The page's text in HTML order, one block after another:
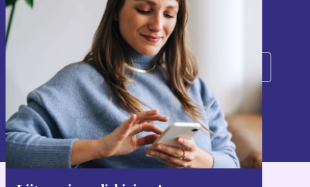
Ära jäta enam ühtegi pakkumist vahele.
Registreeru
Teavet isikuandmete kasutamise kohta leiate meie
privaatsuspoliitikast.